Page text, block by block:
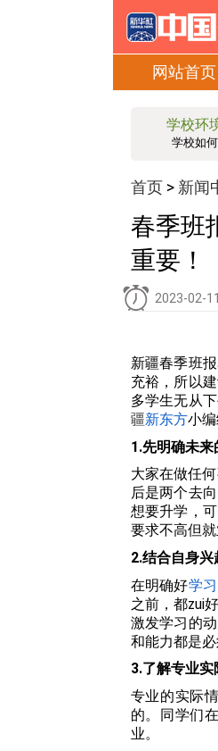
网站首页
学校环
学校如何
首页> 新闻
春季班
重要！
2023-02-11
新疆春季班
充裕，所以
多学生无从
疆新东方小
1.先明确未来
大家在做任
后是两个去
想要升学，
要求不高但
2.结合自身兴
在明确好学习
之前，都zui
激发学习的
和能力都是必
3.了解专业实
专业的实际
的。同学们
业。